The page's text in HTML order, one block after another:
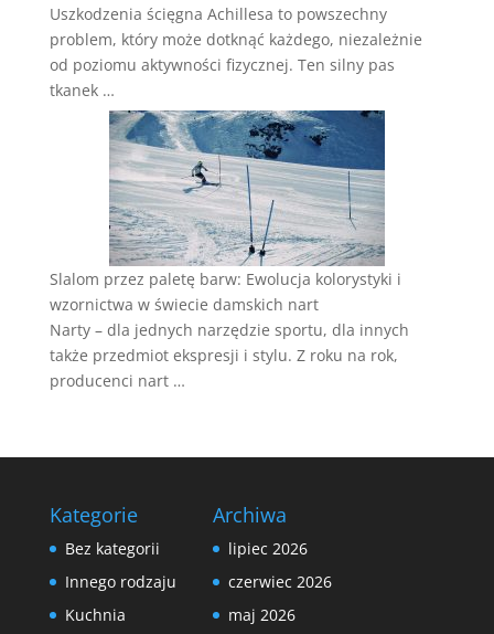
Uszkodzenia ścięgna Achillesa to powszechny
problem, który może dotknąć każdego, niezależnie
od poziomu aktywności fizycznej. Ten silny pas
tkanek …
Slalom przez paletę barw: Ewolucja kolorystyki i
wzornictwa w świecie damskich nart
Narty – dla jednych narzędzie sportu, dla innych
także przedmiot ekspresji i stylu. Z roku na rok,
producenci nart …
Kategorie
Bez kategorii
Innego rodzaju
Kuchnia
Archiwa
lipiec 2026
czerwiec 2026
maj 2026